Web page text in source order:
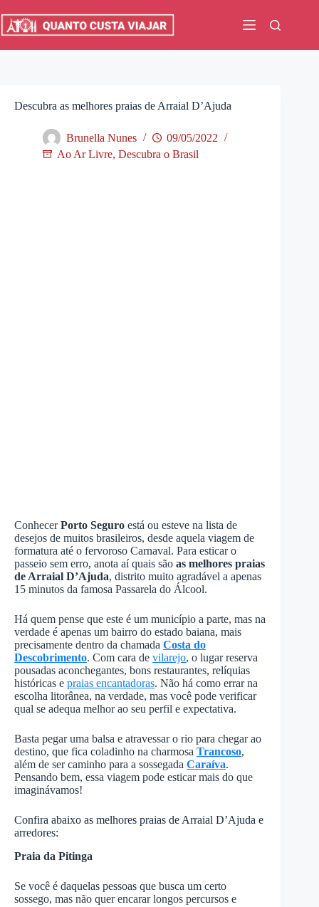
para
Descubra as melhores praias de Arraial D’Ajuda
Brunella Nunes
09/05/2022
Ao Ar Livre, Descubra o Brasil
ConhecerPorto Seguro está ou esteve na lista de
desejos de muitos brasileiros, desde aquela viagem de
formatura até o fervoroso Carnaval. Para esticar o
passeio sem erro, anota aí quais são as melhores praias
de Arraial D’Ajuda, distrito muito agradável a apenas
15 minutos da famosa Passarela do Álcool.
Há quem pense que este é um município a parte, mas na
verdade é apenas um bairro do estado baiana, mais
precisamente dentro da chamada Costa do
Descobrimento. Com cara de vilarejo, o lugar reserva
pousadas aconchegantes, bons restaurantes, relíquias
históricas e praias encantadoras. Não há como errar na
escolha litorânea, na verdade, mas você pode verificar
qual se adequa melhor ao seu perfil e expectativa.
Basta pegar uma balsa e atravessar o rio para chegar ao
destino, que fica coladinho na charmosa Trancoso,
além de ser caminho para a sossegada Caraíva.
Pensando bem, essa viagem pode esticar mais do que
imaginávamos!
Confira abaixo as melhores praias de Arraial D’Ajuda e
arredores:
Praia da Pitinga
Se você é daquelas pessoas que busca um certo
sossego, mas não quer encarar longos percursos e